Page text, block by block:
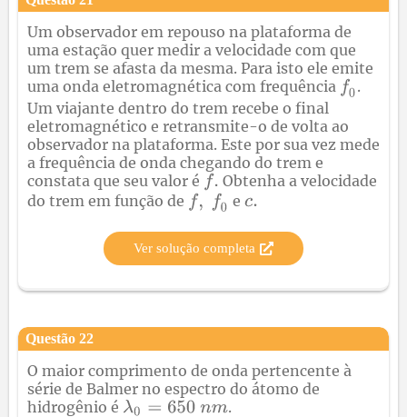
Um observador em repouso na plataforma de
uma estação quer medir a velocidade com que
um trem se afasta da mesma. Para isto ele emite
uma onda eletromagnética com frequência
.
Um viajante dentro do trem recebe o final
eletromagnético e retransmite-o de volta ao
observador na plataforma. Este por sua vez mede
a frequência de onda chegando do trem e
constata que seu valor é
Obtenha a velocidade
do trem em função de
e
Ver solução completa
Questão 22
O maior comprimento de onda pertencente à
série de Balmer no espectro do átomo de
hidrogênio é
.